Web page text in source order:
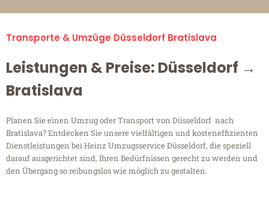
Transporte & Umzüge Düsseldorf Bratislava
Leistungen & Preise: Düsseldorf →
Bratislava
Planen Sie einen Umzug oder Transport von Düsseldorf nach
Bratislava? Entdecken Sie unsere vielfältigen und kosteneffizienten
Dienstleistungen bei Heinz Umzugsservice Düsseldorf, die speziell
darauf ausgerichtet sind, Ihren Bedürfnissen gerecht zu werden und
den Übergang so reibungslos wie möglich zu gestalten.